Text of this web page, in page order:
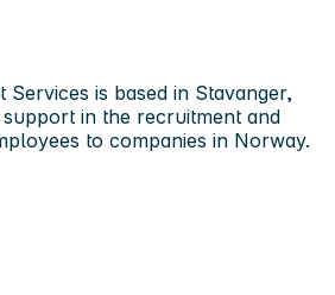
Services is based in Stavanger,
in the recruitment and
to companies in Norway.